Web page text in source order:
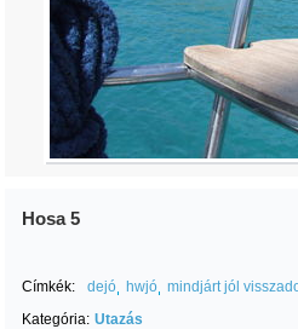
Hosa 5
Címkék: dejó hwjó mindjárt jól
Kategória: Utazás